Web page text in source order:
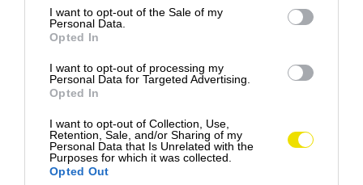
consent section.
I want to opt-out of the Sale of my
Personal Data.
Opted In
I want to opt-out of processing my
Personal Data for Targeted Advertising.
Opted In
I want to opt-out of Collection, Use,
Retention, Sale, and/or Sharing of my
Personal Data that Is Unrelated with the
Purposes for which it was collected.
Opted Out
Obrázok slúži len na ilustračné účely Foto:Vadim Chernetsky, Shutterstock
Rúru predhrejte na 180 °C.
Vo veľkom hrnci priveďte vodu do varu a uvarte
brokolicu do mäkka. Medzitým si pripravte veľkú
misu so studenou vodou a ľadom – bude slúžiť
na blanšírovanie.